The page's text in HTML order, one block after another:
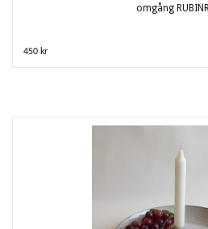
omgång
450 kr